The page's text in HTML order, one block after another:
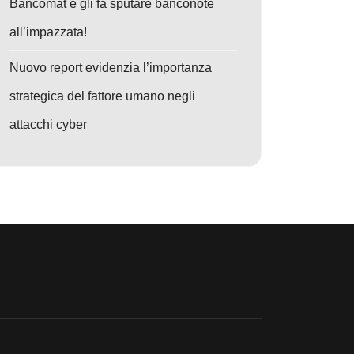
Mirax Android RAT: trasforma il tuo smartphone in proxy SOCKS5 e
Bancomat e gli fa sputare banconote
all’impazzata!
Nuovo report evidenzia l’importanza
strategica del fattore umano negli
attacchi cyber